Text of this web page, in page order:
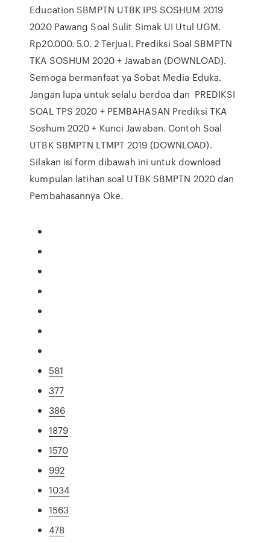
Education SBMPTN UTBK IPS SOSHUM 2019
2020 Pawang Soal Sulit Simak UI Utul UGM.
Rp20.000. 5.0. 2 Terjual. Prediksi Soal SBMPTN
TKA SOSHUM 2020 + Jawaban (DOWNLOAD).
Semoga bermanfaat ya Sobat Media Eduka.
Jangan lupa untuk selalu berdoa dan PREDIKSI
SOAL TPS 2020 + PEMBAHASAN Prediksi TKA
Soshum 2020 + Kunci Jawaban. Contoh Soal
UTBK SBMPTN LTMPT 2019 (DOWNLOAD).
Silakan isi form dibawah ini untuk download
kumpulan latihan soal UTBK SBMPTN 2020 dan
Pembahasannya Oke.
581
377
386
1879
1570
992
1034
1563
478